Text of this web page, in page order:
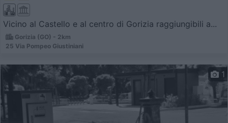
Vicino al Castello e al centro di Gorizia raggiungibili a...
Gorizia (GO) - 2km
25 Via Pompeo Giustiniani
1